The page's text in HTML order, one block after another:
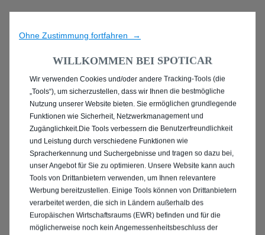
ENTDECKEN SIE ALLE
PEUGEOT 2008 MIT
ELEKTRO ANTRIEB IN
NEUSS
Ohne Zustimmung fortfahren →
WILLKOMMEN BEI SPOTICAR
Wir verwenden Cookies und/oder andere Tracking-Tools (die
„Tools“), um sicherzustellen, dass wir Ihnen die bestmögliche
Nutzung unserer Website bieten. Sie ermöglichen grundlegende
Funktionen wie Sicherheit, Netzwerkmanagement und
Zugänglichkeit.Die Tools verbessern die Benutzerfreundlichkeit
und Leistung durch verschiedene Funktionen wie
Spracherkennung und Suchergebnisse und tragen so dazu bei,
unser Angebot für Sie zu optimieren. Unsere Website kann auch
Tools von Drittanbietern verwenden, um Ihnen relevantere
Werbung bereitzustellen. Einige Tools können von Drittanbietern
verarbeitet werden, die sich in Ländern außerhalb des
Europäischen Wirtschaftsraums (EWR) befinden und für die
möglicherweise noch kein Angemessenheitsbeschluss der